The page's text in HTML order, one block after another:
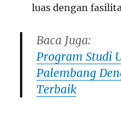
luas dengan
Baca Juga:
Program Studi
Palembang
Terbaik